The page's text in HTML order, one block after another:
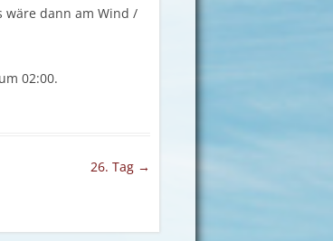
wäre dann am Wind /
02:00.
26. Tag →